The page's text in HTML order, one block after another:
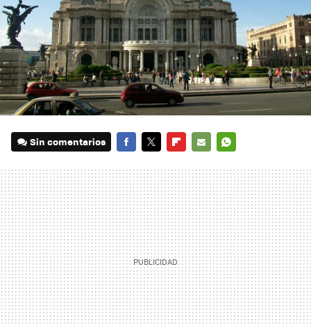
Sin comentarios
MAIL